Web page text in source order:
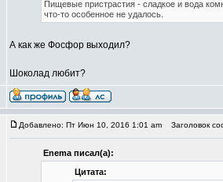
Пищевые пристрастия - сладкое и вода
что-то особенное не удалось.
А как же Фосфор выходил?
Шоколад любит?
Добавлено: Пт Июн 10, 2016 1:01 am Заголовок
Enema писал(а):
Цитата: